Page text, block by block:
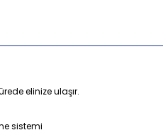
elinize ulaşır.
sistemi